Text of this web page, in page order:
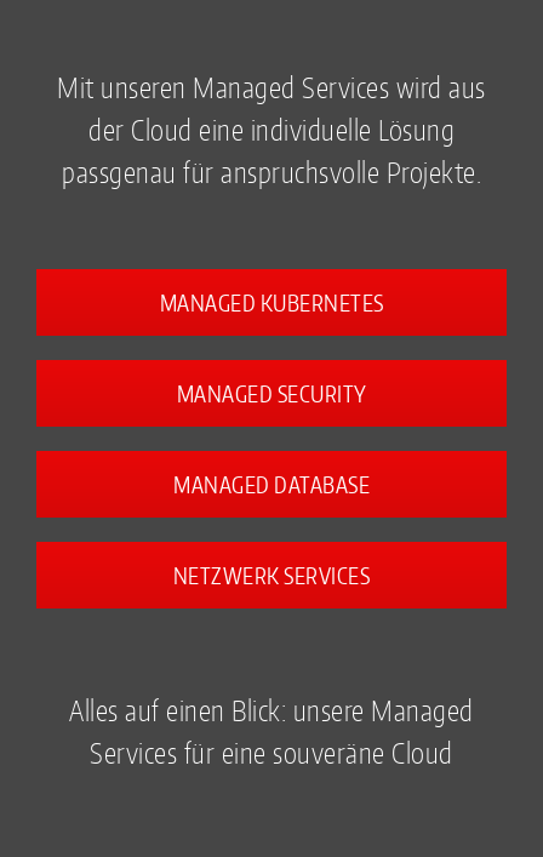
Mit unseren Managed Services wird aus
der Cloud eine individuelle Lösung
passgenau für anspruchsvolle Projekte.
MANAGED KUBERNETES
MANAGED SECURITY
MANAGED DATABASE
NETZWERK SERVICES
Alles auf einen Blick: unsere Managed
Services für eine souveräne Cloud